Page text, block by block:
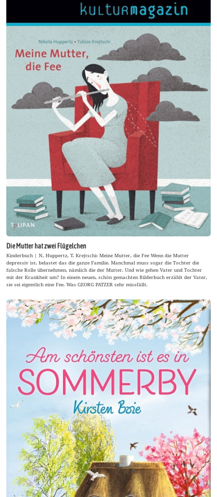
Die Mutter hat zwei Flügelchen
Kinderbuch | N. Huppertz, T. Krejtschi: Meine Mutter, die Fee Wenn die Mutter
depressiv ist, belastet das die ganze Familie. Manchmal muss sogar die Tochter die
falsche Rolle übernehmen, nämlich die der Mutter. Und wie gehen Vater und Tochter
mit der Krankheit um? In einem neuen, schön gemachten Bilderbuch erzählt der Vater,
sie sei eigentlich eine Fee. Was GEORG PATZER sehr missfällt.